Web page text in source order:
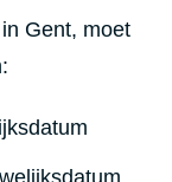
Gent, moet